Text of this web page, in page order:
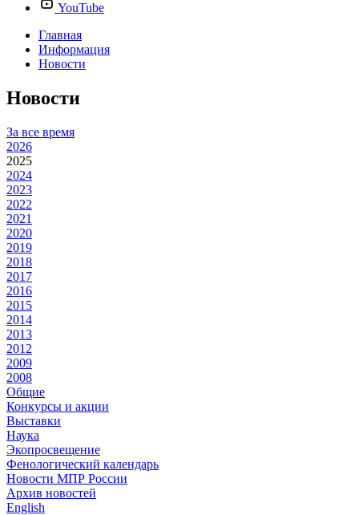
YouTube
Главная
Информация
Новости
Новости
За все время
2026
2025
2024
2023
2022
2021
2020
2019
2018
2017
2016
2015
2014
2013
2012
2009
2008
Общие
Конкурсы и акции
Выставки
Наука
Экопросвещение
Фенологический календарь
Новости МПР России
Архив новостей
English